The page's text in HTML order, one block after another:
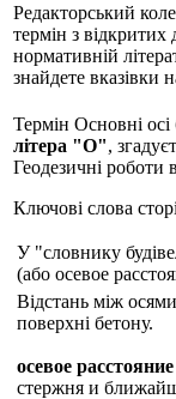
Редакторський
термін з відкритих
нормативній
знайдете вказівки
Термін Основні осі
літера "О",
Геодезичні роботи
Ключові слова
У "словнику
(або осевое
Відстань між
поверхні бетону.
осевое расстояние
стержня и